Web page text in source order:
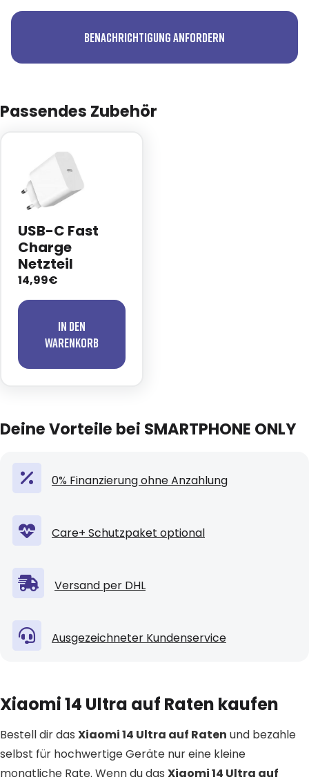
Benachrichtigung anfordern
Passendes Zubehör
USB-C Fast
Charge
Netzteil
14,99€
In den
Warenkorb
Deine Vorteile bei SMARTPHONE ONLY
0% Finanzierung ohne Anzahlung
Care+ Schutzpaket optional
Versand per DHL
Ausgezeichneter Kundenservice
Xiaomi 14 Ultra auf Raten kaufen
Bestell dir das Xiaomi 14 Ultra auf Raten und bezahle
selbst für hochwertige Geräte nur eine kleine
monatliche Rate. Wenn du das Xiaomi 14 Ultra auf